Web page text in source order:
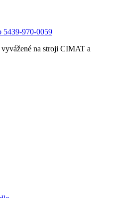
5439-970-0059
na stroji CIMAT a